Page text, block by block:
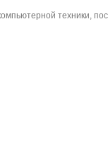
техники,